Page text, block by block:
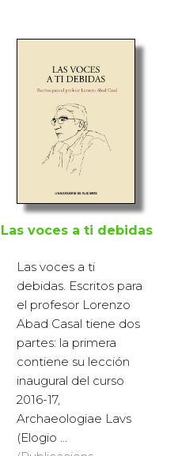
Las voces a ti debidas
Las voces a ti
debidas. Escritos para
el profesor Lorenzo
Abad Casal tiene dos
partes: la primera
contiene su lección
inaugural del curso
2016-17,
Archaeologiae Lavs
(Elogio ...